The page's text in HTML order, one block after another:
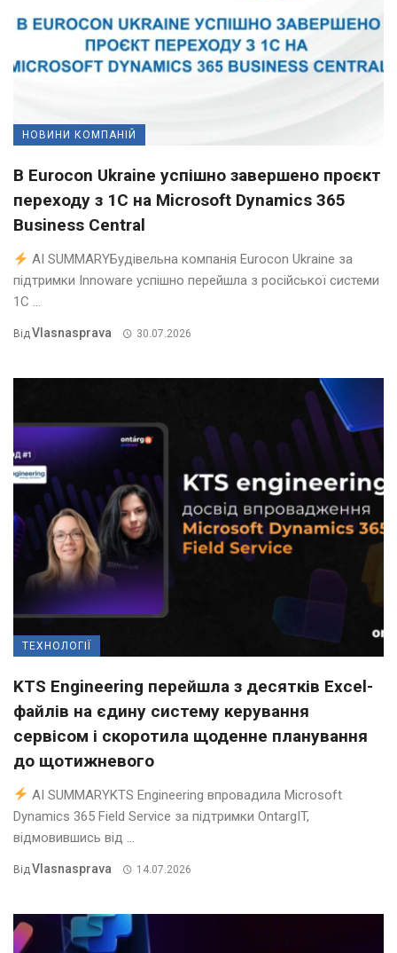
НОВИНИ КОМПАНІЙ
В Eurocon Ukraine успішно завершено проєкт
переходу з 1С на Microsoft Dynamics 365
Business Central
AI SUMMARYБудівельна компанія Eurocon Ukraine за
підтримки Innoware успішно перейшла з російської системи
1С ...
ВідVlasnasprava 30.07.2026
ТЕХНОЛОГІЇ
KTS Engineering перейшла з десятків Excel-
файлів на єдину систему керування
сервісом і скоротила щоденне планування
до щотижневого
AI SUMMARYKTS Engineering впровадила Microsoft
Dynamics 365 Field Service за підтримки OntargIT,
відмовившись від ...
ВідVlasnasprava 14.07.2026